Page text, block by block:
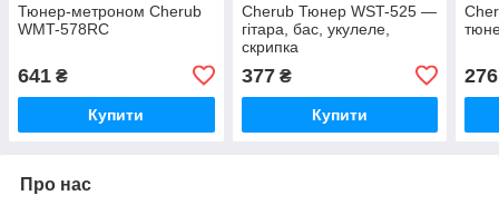
Тюнер-метроном Cherub
WMT-578RC
641 ₴
Купити
Cherub Тюнер WST-525 —
гітара, бас, укулеле,
скрипка
377₴
Купити
276
Про нас